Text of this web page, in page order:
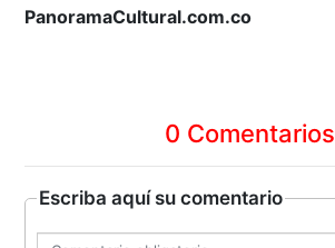
PanoramaCultural.com.co
0 Comentarios
Escriba aquí su comentario